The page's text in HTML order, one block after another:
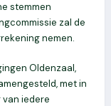
stemmen
zal de
nemen.
Oldenzaal,
met in
iedere